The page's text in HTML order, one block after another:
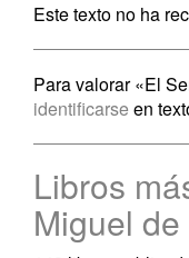
Este texto no ha
Para valorar «El
identificarse en
Libros
Miguel